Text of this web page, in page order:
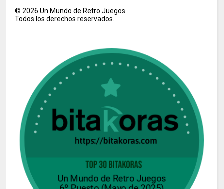
©2026 Un Mundo de Retro Juegos
Todos los derechos reservados.